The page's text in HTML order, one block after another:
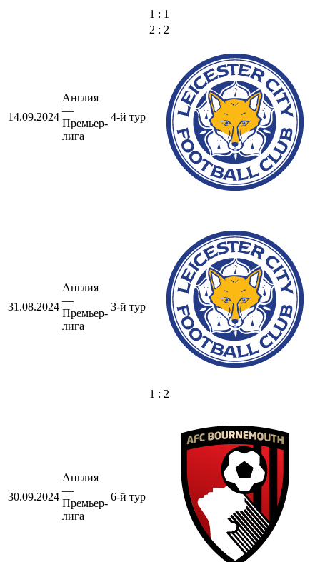
1 : 1
14.09.2024
Англия
—
Премьер-
лига
4-й тур
2 : 2
31.08.2024
Англия
—
Премьер-
лига
3-й тур
1 : 2
30.09.2024
Англия
—
Премьер-
лига
6-й тур